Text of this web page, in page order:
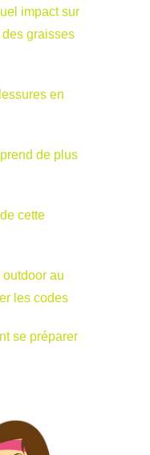
impact sur
des graisses
en
de plus
cette
outdoor au
les codes
se préparer